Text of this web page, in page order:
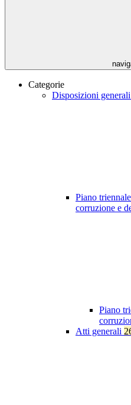
Categorie
Disposizioni generali
Piano
corruzione e
Piano
Atti generali